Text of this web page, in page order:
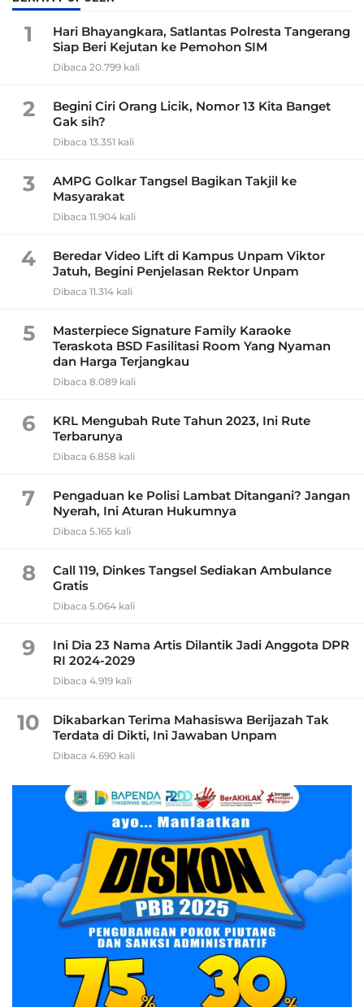
1
Hari Bhayangkara, Satlantas Polresta Tangerang
Siap Beri Kejutan ke Pemohon SIM
Dibaca 20.799 kali
2
Begini Ciri Orang Licik, Nomor 13 Kita Banget
Gak sih?
Dibaca 13.351 kali
3
AMPG Golkar Tangsel Bagikan Takjil ke
Masyarakat
Dibaca 11.904 kali
4
Beredar Video Lift di Kampus Unpam Viktor
Jatuh, Begini Penjelasan Rektor Unpam
Dibaca 11.314 kali
5
Masterpiece Signature Family Karaoke
Teraskota BSD Fasilitasi Room Yang Nyaman
dan Harga Terjangkau
Dibaca 8.089 kali
6
KRL Mengubah Rute Tahun 2023, Ini Rute
Terbarunya
Dibaca 6.858 kali
7
Pengaduan ke Polisi Lambat Ditangani? Jangan
Nyerah, Ini Aturan Hukumnya
Dibaca 5.165 kali
8
Call 119, Dinkes Tangsel Sediakan Ambulance
Gratis
Dibaca 5.064 kali
9
Ini Dia 23 Nama Artis Dilantik Jadi Anggota DPR
RI 2024-2029
Dibaca 4.919 kali
10
Dikabarkan Terima Mahasiswa Berijazah Tak
Terdata di Dikti, Ini Jawaban Unpam
Dibaca 4.690 kali